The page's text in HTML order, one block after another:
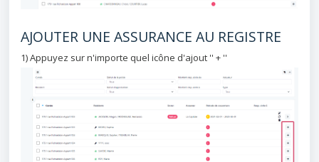
AJOUTER UNE ASSURANCE AU REGISTRE
1) Appuyez sur n'importe quel icône d'ajout '' + ''